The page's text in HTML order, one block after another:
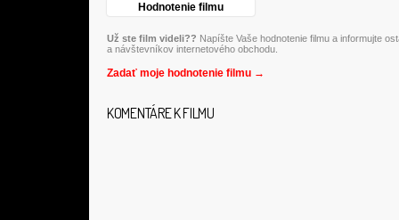
Hodnotenie filmu
Už ste film videli?? Napíšte Vaše hodnotenie filmu a informujte
a návštevníkov internetového obchodu.
Zadať moje hodnotenie filmu →
KOMENTÁRE K FILMU